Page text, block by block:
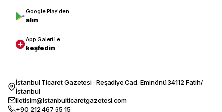
Google Play'den
alın
App Galeri ile
keşfedin
İstanbul Ticaret Gazetesi · Reşadiye Cad. Eminönü 34112 Fatih/
İstanbul
iletisim@istanbulticaretgazetesi.com
+90 212 467 65 15